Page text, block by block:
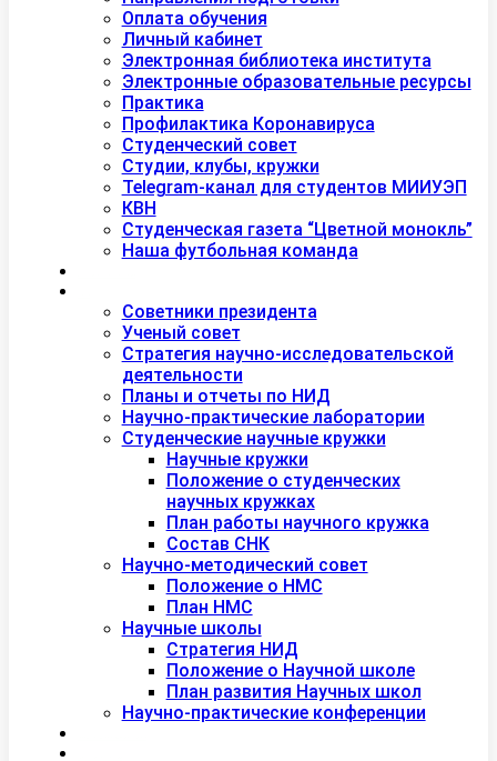
Оплата обучения
Личный кабинет
Электронная библиотека института
Электронные образовательные ресурсы
Практика
Профилактика Коронавируса
Студенческий совет
Студии, клубы, кружки
Telegram-канал для студентов МИИУЭП
КВН
Студенческая газета “Цветной монокль”
Наша футбольная команда
Советники президента
Ученый совет
Стратегия научно-исследовательской
деятельности
Планы и отчеты по НИД
Научно-практические лаборатории
Студенческие научные кружки
Научные кружки
Положение о студенческих
научных кружках
План работы научного кружка
Состав СНК
Научно-методический совет
Положение о НМС
План НМС
Научные школы
Стратегия НИД
Положение о Научной школе
План развития Научных школ
Научно-практические конференции